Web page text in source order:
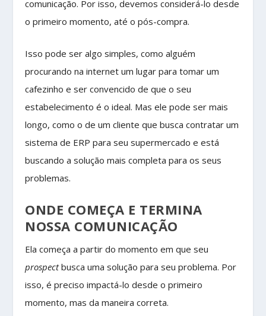
comunicação. Por isso, devemos considerá-lo desde
o primeiro momento, até o pós-compra.
Isso pode ser algo simples, como alguém
procurando na internet um lugar para tomar um
cafezinho e ser convencido de que o seu
estabelecimento é o ideal. Mas ele pode ser mais
longo, como o de um cliente que busca contratar um
sistema de ERP para seu supermercado e está
buscando a solução mais completa para os seus
problemas.
ONDE COMEÇA E TERMINA
NOSSA COMUNICAÇÃO
Ela começa a partir do momento em que seu
prospectbusca uma solução para seu problema. Por
isso, é preciso impactá-lo desde o primeiro
momento, mas da maneira correta.